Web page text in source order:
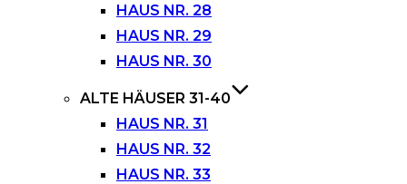
HAUS NR. 28
HAUS NR. 29
HAUS NR. 30
ALTE HÄUSER 31-40
HAUS NR. 31
HAUS NR. 32
HAUS NR. 33